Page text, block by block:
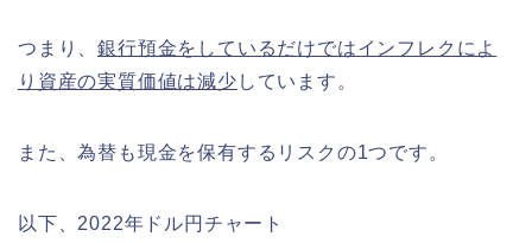
つまり、銀行預金をしているだけではインフレクによ
り資産の実質価値は減少 しています。
また、為替も現金を保有するリスクの1つです。
以下、2022年ドル円チャート